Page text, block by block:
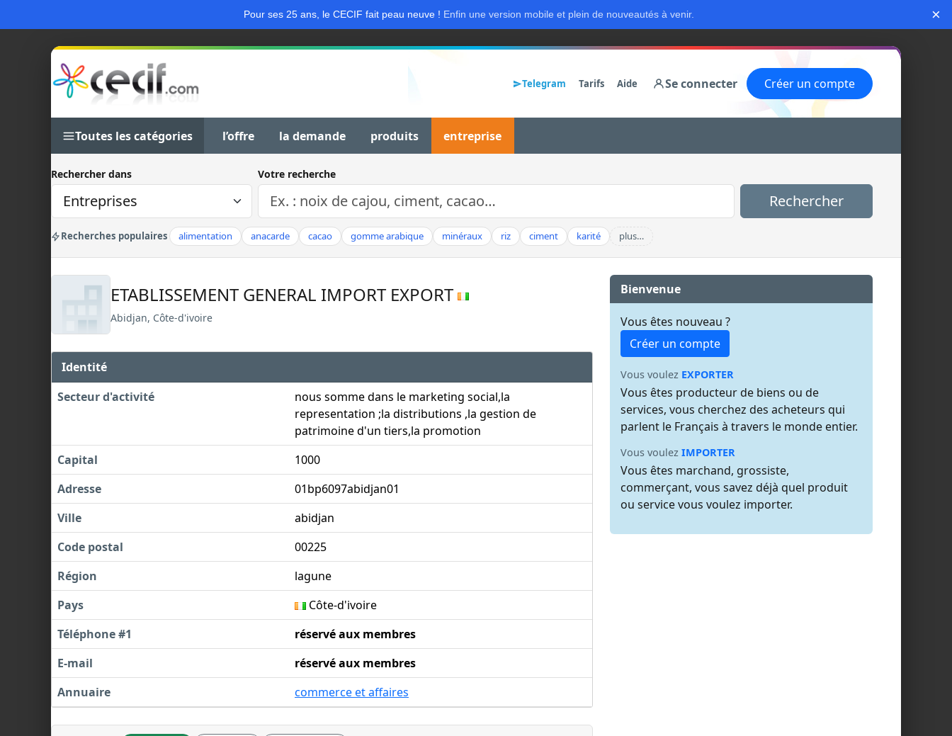
Pour ses 25 ans, le CECIF fait peau neuve ! Enfin une version mobile et plein de nouveautés à venir. ×
Telegram Tarifs Aide Se connecter Créer un compte
Toutes les catégories l’offre la demande produits entreprise
Rechercher dans Votre recherche
Rechercher
Recherches populaires alimentation anacarde cacao gomme arabique minéraux riz ciment karité plus…
ETABLISSEMENT GENERAL IMPORT EXPORT
Abidjan, Côte-d'ivoire
Identité
Secteur d'activité
nous somme dans le marketing social,la
representation ;la distributions ,la gestion de
patrimoine d'un tiers,la promotion
Capital
1000
Adresse
01bp6097abidjan01
Ville
abidjan
Code postal
00225
Région
lagune
Pays
Côte-d'ivoire
Téléphone #1
réservé aux membres
E-mail
réservé aux membres
Annuaire
commerce et affaires
Bienvenue
Vous êtes nouveau ?
Créer un compte
Vous voulez EXPORTER
Vous êtes producteur de biens ou de
services, vous cherchez des acheteurs qui
parlent le Français à travers le monde entier.
Vous voulez IMPORTER
Vous êtes marchand, grossiste,
commerçant, vous savez déjà quel produit
ou service vous voulez importer.